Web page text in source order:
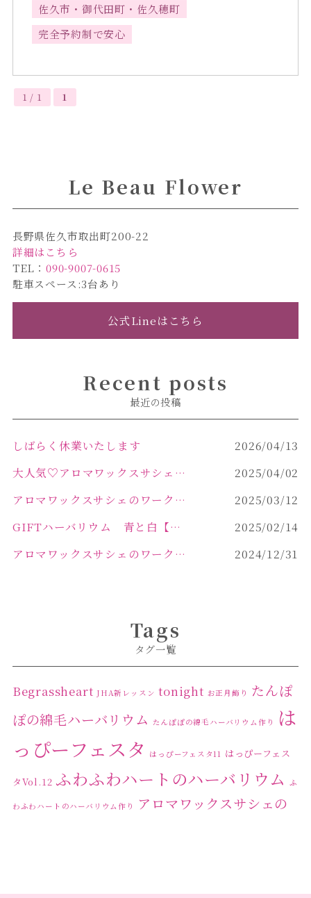
佐久市・御代田町・佐久穂町
完全予約制で安心
1 / 1 1
Le Beau Flower
長野県佐久市取出町200-22
詳細はこちら
TEL：090-9007-0615
駐車スペース:3台あり
公式Lineはこちら
Recent posts
最近の投稿
しばらく休業いたします
2026/04/13
大人気♡アロマワックスサシェ作り
2025/04/02
アロマワックスサシェのワークショップinPOLA中込原店 VOL.2
2025/03/12
GIFTハーバリウム 青と白【佐久市 ハーバリウム ギフト】
2025/02/14
アロマワックスサシェのワークショップinPOLA中込原店ご報告【佐久市 キャンドル サシェ】
2024/12/31
Tags
タグ一覧
Begrassheart JHA新レッスン tonight お正月飾り たんぽ
ぽの綿毛ハーバリウム たんぽぽの綿毛ハーバリウム作り
は
っぴーフェスタ
はっぴーフェスタ11 はっぴーフェス
タVol.12 ふわふわハートのハーバリウム ふ
わふわハートのハーバリウム作り
アロマワックスサシェの